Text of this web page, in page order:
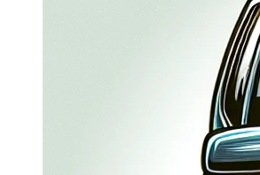
Navigatie Audi A3
Navigatie Audi A4
Navigatie Audi A4
Navigatie Audi A4
Navigatie Audi A4
Navigatie Audi A5
Navigatie Audi A6
Navigatie Audi A6
Navigatie Audi A6
Navigatie Audi Q5